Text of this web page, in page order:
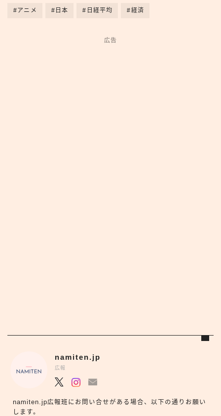
#アニメ #日本 #日経平均 #経済
広告
namiten.jp
広報
namiten.jp広報班にお問い合せがある場合、以下の通りお願い
します。